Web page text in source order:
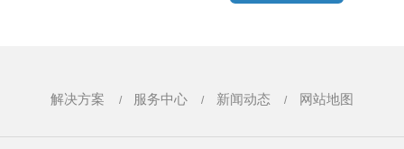
解决方案 服务中心 新闻动态 网站地图